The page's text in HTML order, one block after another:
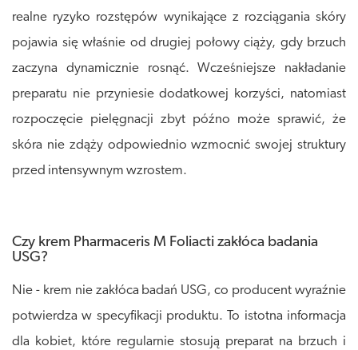
realne ryzyko rozstępów wynikające z rozciągania skóry
pojawia się właśnie od drugiej połowy ciąży, gdy brzuch
zaczyna dynamicznie rosnąć. Wcześniejsze nakładanie
preparatu nie przyniesie dodatkowej korzyści, natomiast
rozpoczęcie pielęgnacji zbyt późno może sprawić, że
skóra nie zdąży odpowiednio wzmocnić swojej struktury
przed intensywnym wzrostem.
Czy krem Pharmaceris M Foliacti zakłóca badania
USG?
Nie - krem nie zakłóca badań USG, co producent wyraźnie
potwierdza w specyfikacji produktu. To istotna informacja
dla kobiet, które regularnie stosują preparat na brzuch i